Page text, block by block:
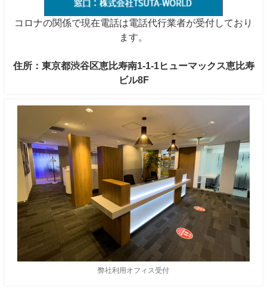
コロナの関係で現在電話は電話代行業者が受付しており
ます。
住所：東京都渋谷区恵比寿南1-1-1ヒューマックス恵比寿
ビル8F
弊社利用オフィス受付